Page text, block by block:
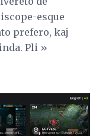
esque
prefero, kaj
Pli »